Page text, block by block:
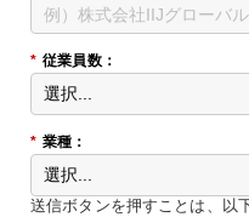
* 従業員数：
* 業種：
送信ボタンを押すことは、以